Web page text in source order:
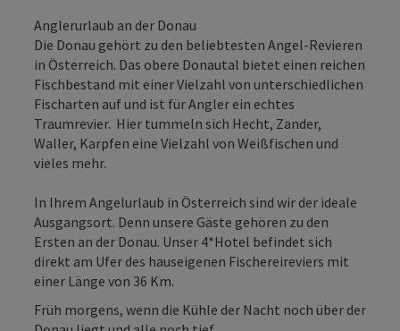
Anglerurlaub an der Donau
Die Donau gehört zu den beliebtesten Angel-Revieren
in Österreich. Das obere Donautal bietet einen reichen
Fischbestand mit einer Vielzahl von unterschiedlichen
Fischarten auf und ist für Angler ein echtes
Traumrevier. Hier tummeln sich Hecht, Zander,
Waller, Karpfen eine Vielzahl von Weißfischen und
vieles mehr.
In Ihrem Angelurlaub in Österreich sind wir der ideale
Ausgangsort. Denn unsere Gäste gehören zu den
Ersten an der Donau. Unser 4*Hotel befindet sich
direkt am Ufer des hauseigenen Fischereireviers mit
einer Länge von 36 Km.
Früh morgens, wenn die Kühle der Nacht noch über der